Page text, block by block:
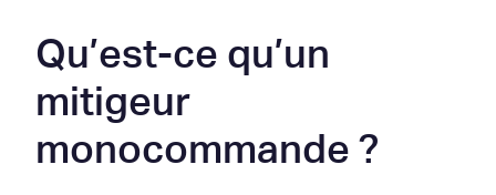
Qu’est-ce qu’un
mitigeur
monocommande ?